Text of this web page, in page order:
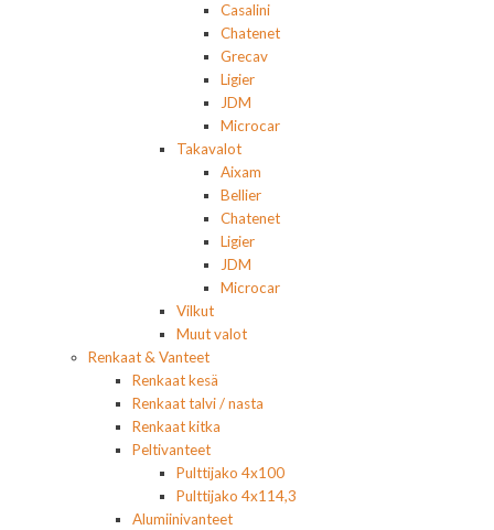
Casalini
Chatenet
Grecav
Ligier
JDM
Microcar
Takavalot
Aixam
Bellier
Chatenet
Ligier
JDM
Microcar
Vilkut
Muut valot
Renkaat & Vanteet
Renkaat kesä
Renkaat talvi / nasta
Renkaat kitka
Peltivanteet
Pulttijako 4x100
Pulttijako 4x114,3
Alumiinivanteet